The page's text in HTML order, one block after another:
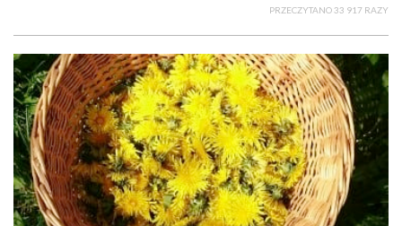
PRZECZYTANO 33 917 RAZY